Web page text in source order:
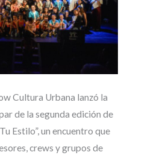
Cultura Urbana lanzó la
de la segunda edición de
Estilo”, un encuentro que
crews y grupos de